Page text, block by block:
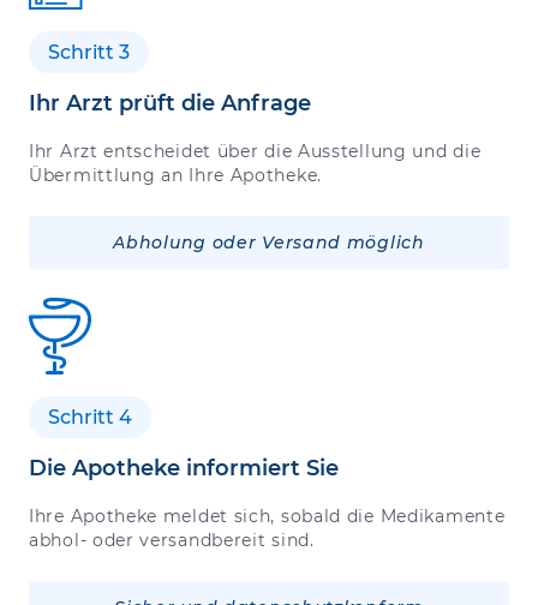
Schritt 3
Ihr Arzt prüft die Anfrage
Ihr Arzt entscheidet über die Ausstellung und die
Übermittlung an Ihre Apotheke.
Abholung oder Versand möglich
Schritt 4
Die Apotheke informiert Sie
Ihre Apotheke meldet sich, sobald die Medikamente
abhol- oder versandbereit sind.